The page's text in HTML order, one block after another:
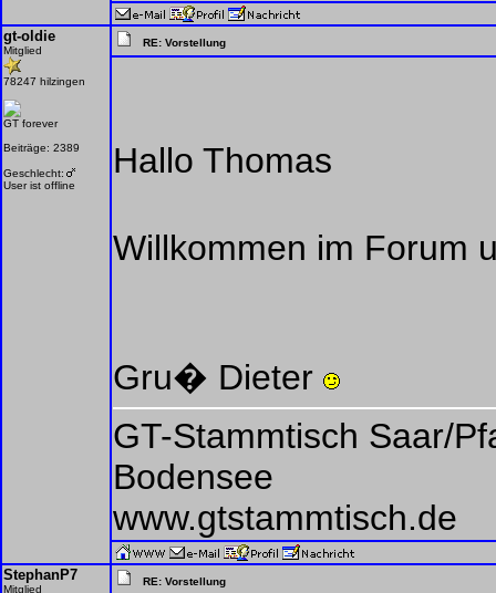
gt-oldie
Mitglied
78247 hilzingen
GT forever
Beiträge: 2389
Geschlecht:
User ist offline
RE: Vorstellung
Hallo Thomas
Willkommen im Forum
Gru� Dieter
GT-Stammtisch Saar/
Bodensee
www.gtstammtisch.de
StephanP7
Mitglied
RE: Vorstellung